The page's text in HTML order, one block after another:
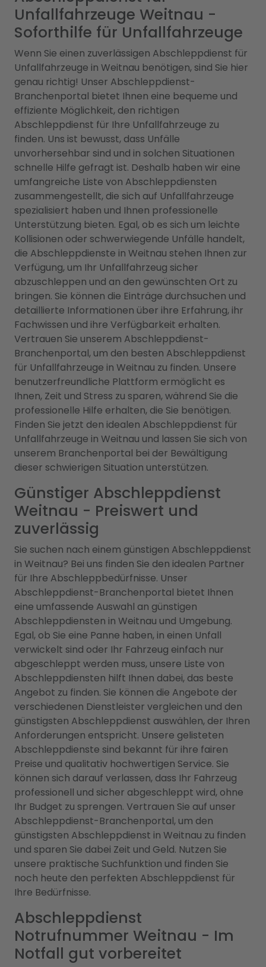
Unfallfahrzeuge Weitnau -
Soforthilfe für Unfallfahrzeuge
Wenn Sie einen zuverlässigen Abschleppdienst für
Unfallfahrzeuge in Weitnau benötigen, sind Sie hier
genau richtig! Unser Abschleppdienst-
Branchenportal bietet Ihnen eine bequeme und
effiziente Möglichkeit, den richtigen
Abschleppdienst für Ihre Unfallfahrzeuge zu
finden. Uns ist bewusst, dass Unfälle
unvorhersehbar sind und in solchen Situationen
schnelle Hilfe gefragt ist. Deshalb haben wir eine
umfangreiche Liste von Abschleppdiensten
zusammengestellt, die sich auf Unfallfahrzeuge
spezialisiert haben und Ihnen professionelle
Unterstützung bieten. Egal, ob es sich um leichte
Kollisionen oder schwerwiegende Unfälle handelt,
die Abschleppdienste in Weitnau stehen Ihnen zur
Verfügung, um Ihr Unfallfahrzeug sicher
abzuschleppen und an den gewünschten Ort zu
bringen. Sie können die Einträge durchsuchen und
detaillierte Informationen über ihre Erfahrung, ihr
Fachwissen und ihre Verfügbarkeit erhalten.
Vertrauen Sie unserem Abschleppdienst-
Branchenportal, um den besten Abschleppdienst
für Unfallfahrzeuge in Weitnau zu finden. Unsere
benutzerfreundliche Plattform ermöglicht es
Ihnen, Zeit und Stress zu sparen, während Sie die
professionelle Hilfe erhalten, die Sie benötigen.
Finden Sie jetzt den idealen Abschleppdienst für
Unfallfahrzeuge in Weitnau und lassen Sie sich von
unserem Branchenportal bei der Bewältigung
dieser schwierigen Situation unterstützen.
Günstiger Abschleppdienst
Weitnau - Preiswert und
zuverlässig
Sie suchen nach einem günstigen Abschleppdienst
in Weitnau? Bei uns finden Sie den idealen Partner
für Ihre Abschleppbedürfnisse. Unser
Abschleppdienst-Branchenportal bietet Ihnen
eine umfassende Auswahl an günstigen
Abschleppdiensten in Weitnau und Umgebung.
Egal, ob Sie eine Panne haben, in einen Unfall
verwickelt sind oder Ihr Fahrzeug einfach nur
abgeschleppt werden muss, unsere Liste von
Abschleppdiensten hilft Ihnen dabei, das beste
Angebot zu finden. Sie können die Angebote der
verschiedenen Dienstleister vergleichen und den
günstigsten Abschleppdienst auswählen, der Ihren
Anforderungen entspricht. Unsere gelisteten
Abschleppdienste sind bekannt für ihre fairen
Preise und qualitativ hochwertigen Service. Sie
können sich darauf verlassen, dass Ihr Fahrzeug
professionell und sicher abgeschleppt wird, ohne
Ihr Budget zu sprengen. Vertrauen Sie auf unser
Abschleppdienst-Branchenportal, um den
günstigsten Abschleppdienst in Weitnau zu finden
und sparen Sie dabei Zeit und Geld. Nutzen Sie
unsere praktische Suchfunktion und finden Sie
noch heute den perfekten Abschleppdienst für
Ihre Bedürfnisse.
Abschleppdienst
Notrufnummer Weitnau - Im
Notfall gut vorbereitet